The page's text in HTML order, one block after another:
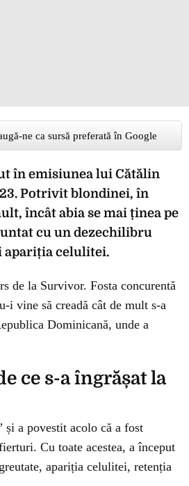
ne ca sursă preferată în Google
în emisiunea lui Cătălin
Potrivit blondinei, în
încât abia se mai ținea pe
cu un dezechilibru
apariția celulitei.
de la Survivor. Fosta concurentă
i vine să creadă cât de mult s-a
Dominicană, unde a
ce s-a îngrășat la
și a povestit acolo că a fost
Cu toate acestea, a început
apariția celulitei, retenția